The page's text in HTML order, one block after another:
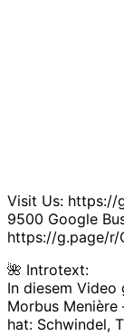
Visit Us: https://
9500 Google
https://g.page/r/
🌺 Introtext:
In diesem Video
Morbus Menière
hat: Schwindel,